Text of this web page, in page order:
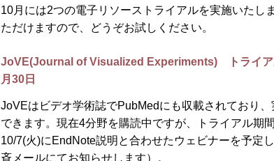
10月には2つの電子リソーストライアルを実施いたし
ただけますので、どうぞお試しください。
JoVE(Journal of Visualized Experiments) トライア
月30日
JoVEはビデオ学術誌でPubMedにも収載されており
できます。現在4分野を購読中ですが、トライアル期
10/7(火)にEndNote説明と合わせたウェビナーを予定
斉メールにてお知らせします）。